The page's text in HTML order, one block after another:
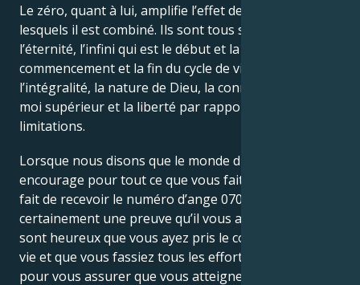
Le zéro, quant à lui, amplifie l’effet des nombres avec
lesquels il est combiné. Ils sont tous symbolisés par
l’éternité, l’infini qui est le début et la fin ou le
commencement et la fin du cycle de vie, l’unité /
l’intégralité, la nature de Dieu, la connexion avec le
moi supérieur et la liberté par rapport aux
limitations.
Lorsque nous disons que le monde divin vous
encourage pour tout ce que vous faites dans la vie, le
fait de recevoir le numéro d’ange 0707 est
certainement une preuve qu’il vous applaudit. Ils
sont heureux que vous ayez pris le contrôle de votre
vie et que vous fassiez tous les efforts possibles
pour vous assurer que vous atteignez votre but dans